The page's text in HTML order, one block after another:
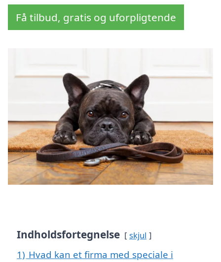
Få tilbud, gratis og uforpligtende
Indholdsfortegnelse skjul
1) Hvad kan et firma med speciale i